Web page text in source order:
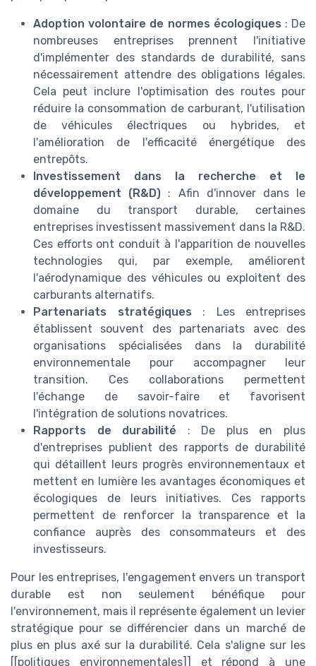
Adoption volontaire de normes écologiques : De
nombreuses entreprises prennent l'initiative
d'implémenter des standards de durabilité, sans
nécessairement attendre des obligations légales.
Cela peut inclure l'optimisation des routes pour
réduire la consommation de carburant, l'utilisation
de véhicules électriques ou hybrides, et
l'amélioration de l'efficacité énergétique des
entrepôts.
Investissement dans la recherche et le
développement (R&D) : Afin d'innover dans le
domaine du transport durable, certaines
entreprises investissent massivement dans la R&D.
Ces efforts ont conduit à l'apparition de nouvelles
technologies qui, par exemple, améliorent
l'aérodynamique des véhicules ou exploitent des
carburants alternatifs.
Partenariats stratégiques : Les entreprises
établissent souvent des partenariats avec des
organisations spécialisées dans la durabilité
environnementale pour accompagner leur
transition. Ces collaborations permettent
l'échange de savoir-faire et favorisent
l'intégration de solutions novatrices.
Rapports de durabilité : De plus en plus
d'entreprises publient des rapports de durabilité
qui détaillent leurs progrès environnementaux et
mettent en lumière les avantages économiques et
écologiques de leurs initiatives. Ces rapports
permettent de renforcer la transparence et la
confiance auprès des consommateurs et des
investisseurs.
Pour les entreprises, l'engagement envers un transport
durable est non seulement bénéfique pour
l'environnement, mais il représente également un levier
stratégique pour se différencier dans un marché de
plus en plus axé sur la durabilité. Cela s'aligne sur les
[[politiques environnementales]] et répond à une